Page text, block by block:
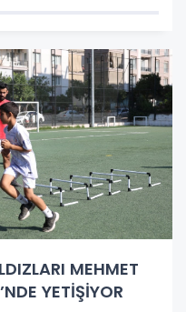
MEHMET
YETİŞİYOR